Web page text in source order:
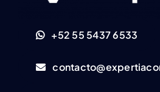
+52 55 5437 6533